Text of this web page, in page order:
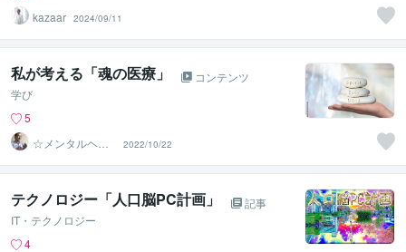
kazaar 2024/09/11
私が考える「魂の医療」
コンテンツ
学び
5
☆メンタルヘル
スナビゲーター
☆ 濵野功一
2022/10/22
テクノロジー「人口脳PC計画」
記事
IT・テクノロジー
4